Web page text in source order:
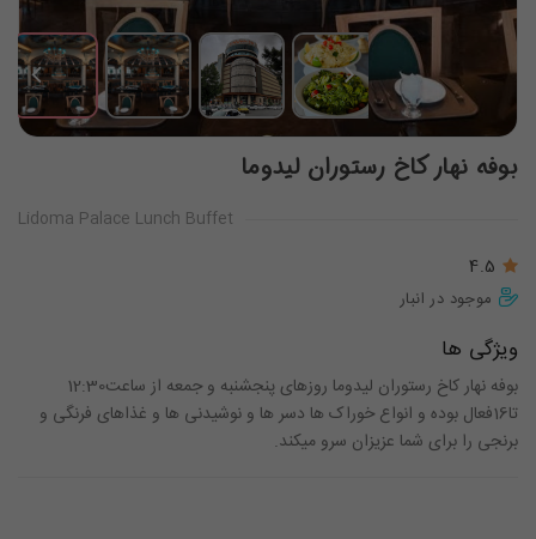
بوفه نهار کاخ رستوران لیدوما
Lidoma Palace Lunch Buffet
4.5
موجود در انبار
ویژگی ها
بوفه نهار کاخ رستوران لیدوما روزهای پنجشنبه و جمعه از ساعت12:30
تا16فعال بوده و انواع خوراک ها دسر ها و نوشیدنی ها و غذاهای فرنگی و
برنجی را برای شما عزیزان سرو میکند.